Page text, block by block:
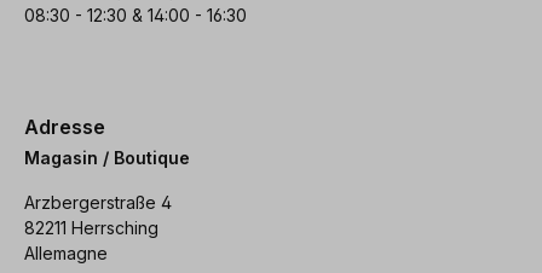
08:30 - 12:30 & 14:00 - 16:30
Adresse
Magasin / Boutique
Arzbergerstraße 4
82211 Herrsching
Allemagne